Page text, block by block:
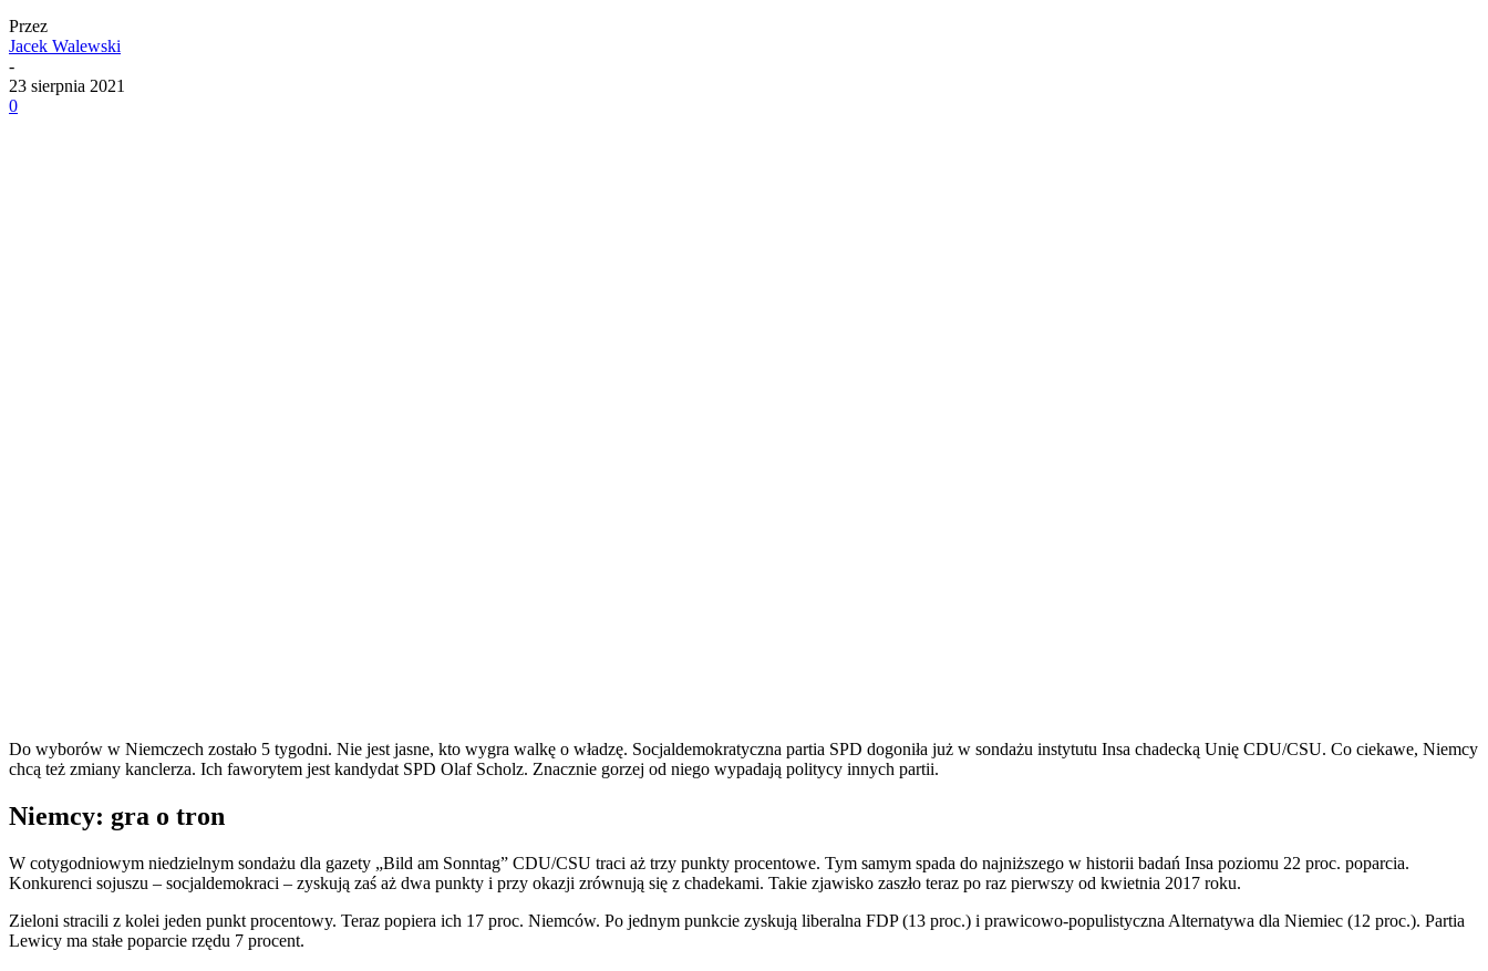
Przez
Jacek Walewski
-
23 sierpnia 2021
0
Do wyborów w Niemczech zostało 5 tygodni. Nie jest jasne, kto wygra walkę o władzę. Socjaldemokratyczna partia SPD dogoniła już w sondażu instytutu Insa chadecką Unię CDU/CSU. Co ciekawe, Niemcy
chcą też zmiany kanclerza. Ich faworytem jest kandydat SPD Olaf Scholz. Znacznie gorzej od niego wypadają politycy innych partii.
Niemcy: gra o tron
W cotygodniowym niedzielnym sondażu dla gazety „Bild am Sonntag” CDU/CSU traci aż trzy punkty procentowe. Tym samym spada do najniższego w historii badań Insa poziomu 22 proc. poparcia.
Konkurenci sojuszu – socjaldemokraci – zyskują zaś aż dwa punkty i przy okazji zrównują się z chadekami. Takie zjawisko zaszło teraz po raz pierwszy od kwietnia 2017 roku.
Zieloni stracili z kolei jeden punkt procentowy. Teraz popiera ich 17 proc. Niemców. Po jednym punkcie zyskują liberalna FDP (13 proc.) i prawicowo-populistyczna Alternatywa dla Niemiec (12 proc.). Partia
Lewicy ma stałe poparcie rzędu 7 procent.